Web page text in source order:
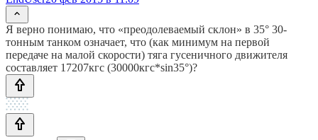
Я верно понимаю, что «преодолеваемый склон» в 35° 30-
тонным танком означает, что (как минимум на первой
передаче на малой скорости) тяга гусеничного движителя
составляет 17207кгс (30000кгс*sin35°)?